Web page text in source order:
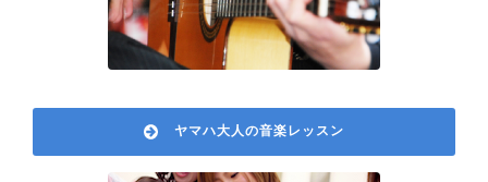
ヤマハ大人の音楽レッスン